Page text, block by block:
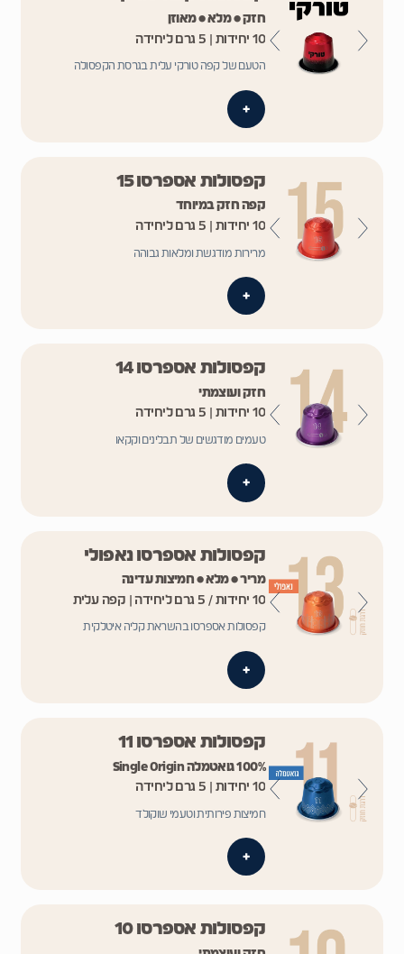
חזק • מלא • מאוזן
10 יחידות | 5 גרם ליחידה
הטעם של קפה טורקי עלית בגרסת הקפסולה
+
קפסולות אספרסו 15
קפה חזק במיוחד
10 יחידות | 5 גרם ליחידה
מרירות מודגשת ומלאות גבוהה
+
קפסולות אספרסו 14
חזק ועוצמתי
10 יחידות | 5 גרם ליחידה
טעמים מודגשים של תבלינים וקקאו
+
קפסולות אספרסו נאפולי
מריר • מלא • חמיצות עדינה
10 יחידות / 5 גרם ליחידה | קפה עלית
קפסולות אספרסו בהשראת קליה איטלקית
+
קפסולות אספרסו 11
100% גואטמלה Single Origin
10 יחידות | 5 גרם ליחידה
חמיצות פירותית וטעמי שוקולד
+
קפסולות אספרסו 10